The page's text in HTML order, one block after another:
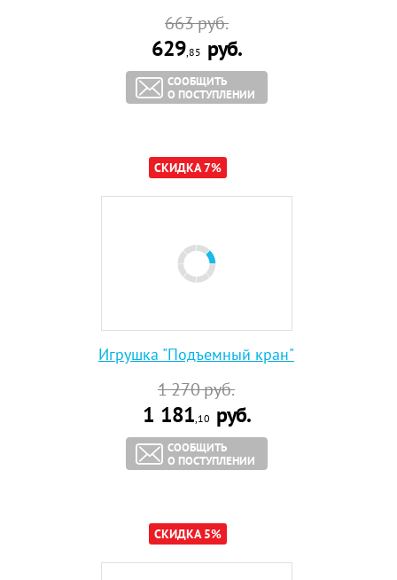
663руб.
629,85 руб.
СООБЩИТЬ
О ПОСТУПЛЕНИИ
СКИДКА 7%
Игрушка "Подъемный кран"
1 270руб.
1 181,10 руб.
СООБЩИТЬ
О ПОСТУПЛЕНИИ
СКИДКА 5%